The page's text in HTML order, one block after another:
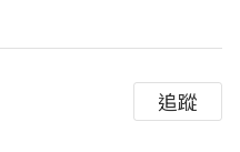
追蹤